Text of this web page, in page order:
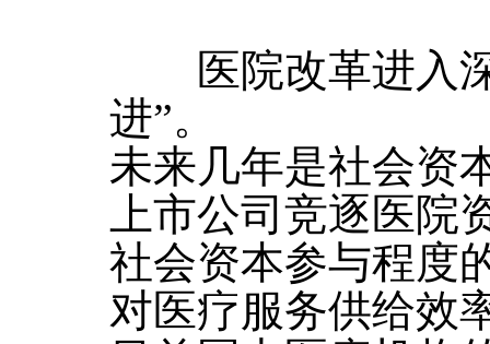
医院改革进入深
进”。
未来几年是社会资
上市公司竞逐医院
社会资本参与程度
对医疗服务供给效